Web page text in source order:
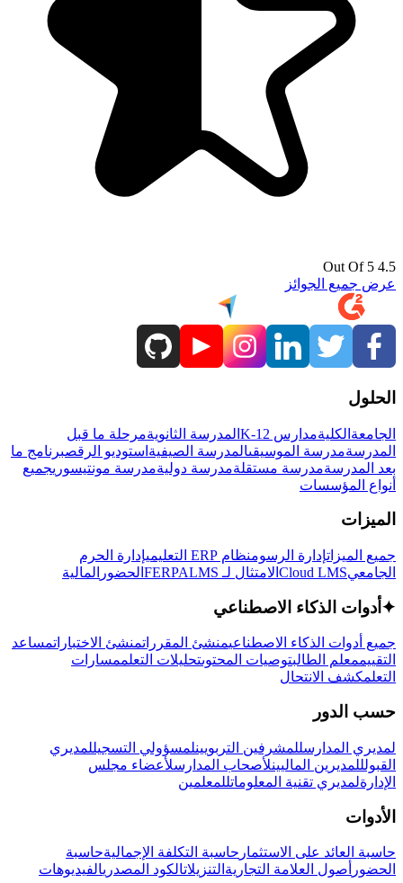
4.5 Out Of 5
عرض جميع الجوائز
الحلول
الجامعة الكليةمدارس K-12 المدرسة الثانويةمرحلة ما قبل
المدرسةمدرسة الموسيقىالمدرسة الصيفية استوديو الرقصبرنامج ما
بعد المدرسةمدرسة مستقلةمدرسة دوليةمدرسة مونتيسوريجميع
أنواع المؤسسات
الميزات
جميع الميزاتإدارة الرسومنظام ERP التعليمي
إدارة الحرم
الجامعيCloud LMS الامتثال لـ FERPA LMS الحضور المالية
✦ أدوات الذكاء الاصطناعي
جميع أدوات الذكاء الاصطناعيمنشئ المقرراتمنشئ الاختباراتمساعد
التقييممعلم الطالبتوصيات المحتوىتحليلات التعلممسارات
التعلمكشف الانتحال
حسب الدور
لمديري المدارسللمشرفين التربويينلمسؤولي التسجيللمديري
القبولللمديرين الماليينلأصحاب المدارسلأعضاء مجلس
الإدارةلمديري تقنية المعلوماتللمعلمين
الأدوات
حاسبة العائد على الاستثمار حاسبة التكلفة الإجماليةحاسبة
الحضور أصول العلامة التجارية التنزيلاتالكود المصدريالفيديوهات